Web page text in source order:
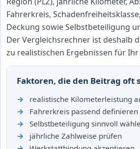
Fahrerkreis,
Deckung sowie Selbstbeteiligung
Der Vergleichsrechner ist deshalb
zu realistischen Ergebnissen für
Faktoren, die den Beitrag oft
realistische Kilometerleistung
Fahrerkreis passend definieren
Selbstbeteiligung sinnvoll
jährliche Zahlweise prüfen